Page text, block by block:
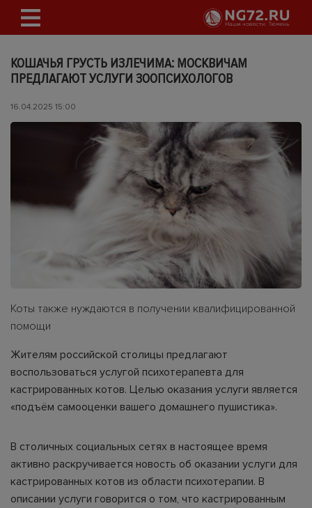
КОШАЧЬЯ ГРУСТЬ ИЗЛЕЧИМА: МОСКВИЧАМ
ПРЕДЛАГАЮТ УСЛУГИ ЗООПСИХОЛОГОВ
16.04.2025 15:00
Коты также нуждаются в получении квалифицированной
помощи
Жителям российской столицы предлагают
воспользоваться услугой психотерапевта для
кастрированных котов. Целью оказания услуги является
«подъём самооценки вашего домашнего пушистика».
В столичных социальных сетях в настоящее время
активно раскручивается новость об оказании услуги для
кастрированных котов из области психотерапии. В
описании услуги говорится о том, что кастрированным